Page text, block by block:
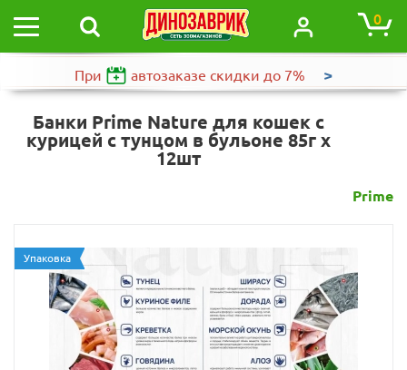
0
При автозаказе скидки до 7% >
Банки Prime Nature для кошек с
курицей с тунцом в бульоне 85г х
12шт
Prime
Упаковка